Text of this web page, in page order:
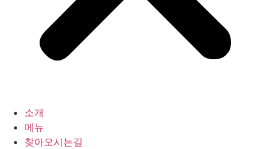
소개
메뉴
찾아오시는길